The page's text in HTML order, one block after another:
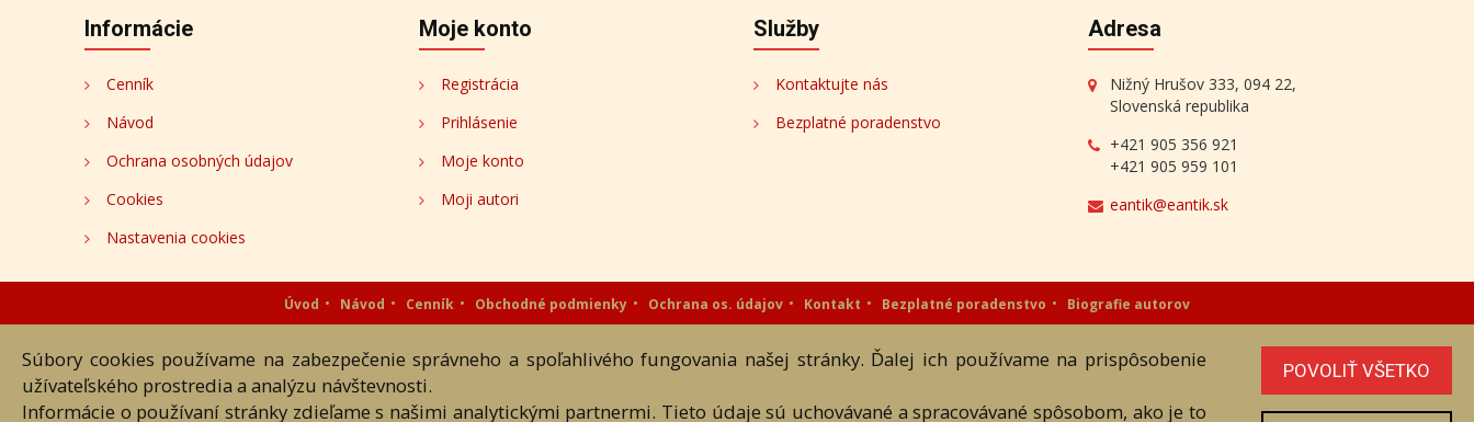
Informácie
Cenník
Návod
Ochrana osobných údajov
Cookies
Nastavenia cookies
Moje konto
Registrácia
Prihlásenie
Moje konto
Moji autori
Služby
Kontaktujte nás
Bezplatné poradenstvo
Adresa
Nižný Hrušov 333, 094 22,
Slovenská republika
+421 905 356 921
+421 905 959 101
eantik@eantik.sk
Úvod Návod Cenník Obchodné podmienky Ochrana os. údajov Kontakt Bezplatné poradenstvo Biografie autorov
Akékoľvek používanie obrazových a textových súčastí tejto stránky je podmienené výslovným súhlasom jej vlastníka. Všetky práva sú vyhradené.
Súbory cookies používame na zabezpečenie správneho a spoľahlivého fungovania našej stránky. Ďalej ich používame na prispôsobenie
užívateľského prostredia a analýzu návštevnosti.
Informácie o používaní stránky zdieľame s našimi analytickými partnermi. Tieto údaje sú uchovávané a spracovávané spôsobom, ako je to
POVOLIŤ VŠETKO